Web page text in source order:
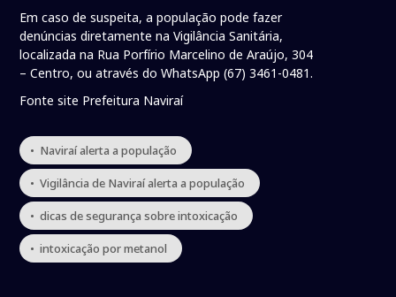
Em caso de suspeita, a população pode fazer
denúncias diretamente na Vigilância Sanitária,
localizada na Rua Porfírio Marcelino de Araújo, 304
– Centro, ou através do WhatsApp (67) 3461-0481.
Fonte site Prefeitura Naviraí
• Naviraí alerta a população
• Vigilância de Naviraí alerta a população
• dicas de segurança sobre intoxicação
• intoxicação por metanol